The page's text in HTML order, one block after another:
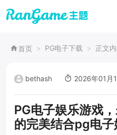
首页 PG电子下载 正文
bethash 2026年01月
PG电子娱乐游戏
的完美结合pg电